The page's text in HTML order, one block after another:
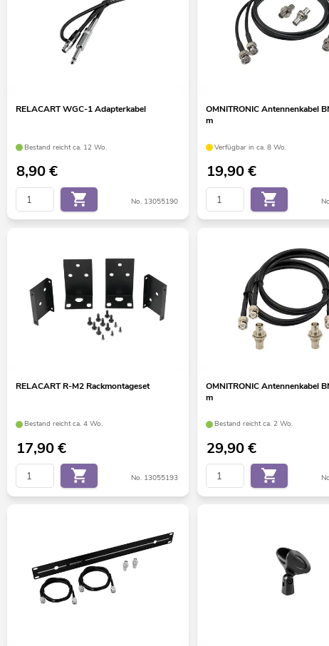
RELACART WGC-1 Adapterkabel
Bestand reicht ca. 12 Wo.
8,90€
No. 13055190
OMNITRONIC Antennenkabel
m
Verfügbar in ca. 8 Wo.
19,90€
RELACART R-M2 Rackmontageset
Bestand reicht ca. 4 Wo.
17,90€
No. 13055193
OMNITRONIC Antennenkabel
m
Bestand reicht ca. 2 Wo.
29,90€